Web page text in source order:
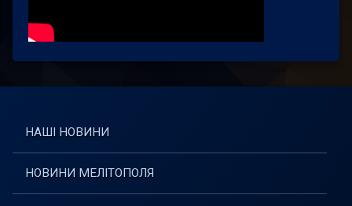
НАШІ НОВИНИ
НОВИНИ МЕЛІТОПОЛЯ